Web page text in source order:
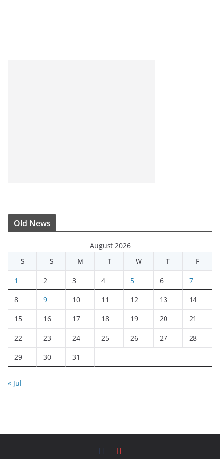
Old News
August 2026
S
S M T W T F
1 2 3 4 5 6 7
8 9 10 11 12 13 14
15 16 17 18 19 20 21
22 23 24 25 26 27 28
29 30 31
« Jul